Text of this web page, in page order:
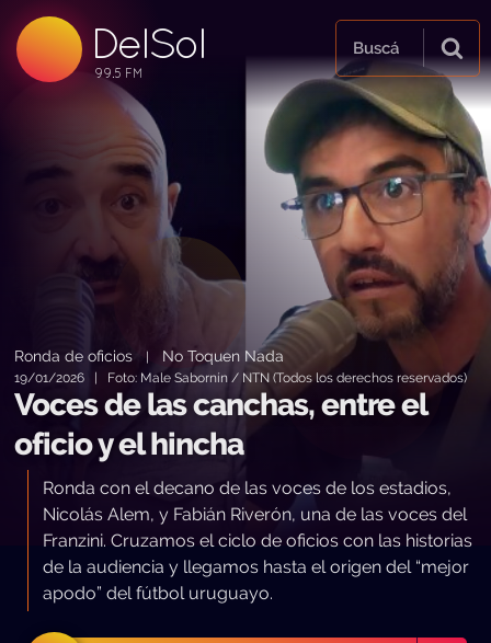
DelSol
99.5 FM
99.5 FM
99.5 FM
Buscá
Ronda de oficios No Toquen Nada
19/01/2026 | Foto: Male Sabornín / NTN (Todos los derechos reservados)
Voces de las canchas, entre el
oficio y el hincha
Ronda con el decano de las voces de los estadios,
Nicolás Alem, y Fabián Riverón, una de las voces del
Franzini. Cruzamos el ciclo de oficios con las historias
de la audiencia y llegamos hasta el origen del “mejor
apodo” del fútbol uruguayo.